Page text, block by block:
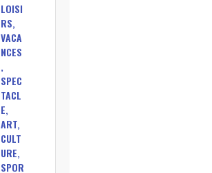
LOISI
RS,
VACA
NCES
,
SPEC
TACL
E,
ART,
CULT
URE,
SPOR